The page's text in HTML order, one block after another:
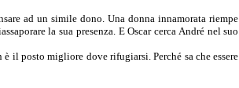
ad un simile dono. Una donna innamorata riempe
la sua presenza. E Oscar cerca André nel suo
il posto migliore dove rifugiarsi. Perché sa che essere